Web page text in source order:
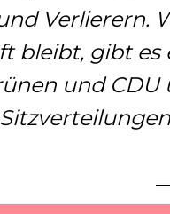
Verlierern.
bleibt, gibt es
und CDU